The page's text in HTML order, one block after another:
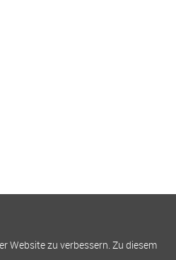
Website zu verbessern. Zu diesem